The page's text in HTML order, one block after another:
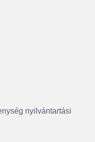
nyilvántartási